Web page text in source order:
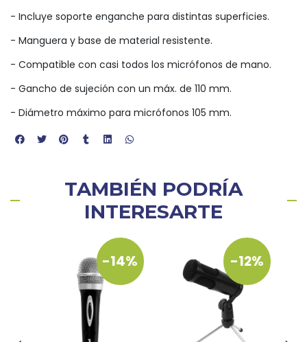
- Incluye soporte enganche para distintas superficies.
- Manguera y base de material resistente.
- Compatible con casi todos los micrófonos de mano.
- Gancho de sujeción con un máx. de 110 mm.
- Diámetro máximo para micrófonos 105 mm.
TAMBIÉN PODRÍA
INTERESARTE
-14% -12%